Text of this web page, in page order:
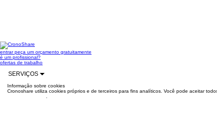
entrarpeça um orçamento gratuitamente
é um profissional?
ofertas de trabalho
SERVIÇOS
Informação sobre cookies
Cronoshare utiliza cookies próprios e de terceiros para fins analíticos. Você pode aceitar